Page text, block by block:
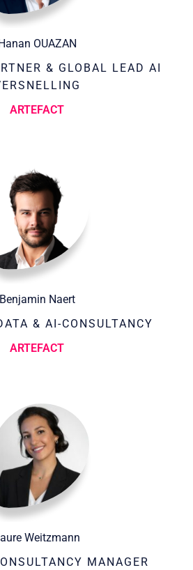
OUAZAN
& GLOBAL LEAD AI
ARTEFACT
Benjamin Naert
& AI-CONSULTANCY
ARTEFACT
Weitzmann
MANAGER